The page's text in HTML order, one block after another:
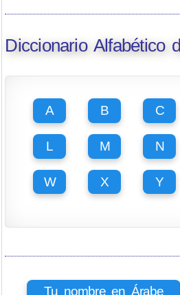
Diccionario Alfabético
A B C
L M N
W X Y
Tu nombre en Árabe